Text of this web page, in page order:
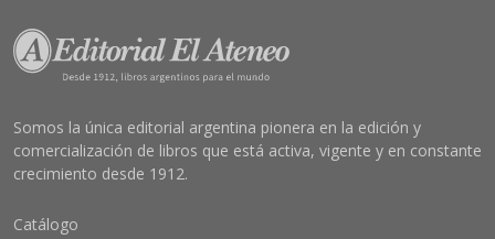
Somos la única editorial argentina pionera en la edición y
comercialización de libros que está activa, vigente y en constante
crecimiento desde 1912.
Catálogo